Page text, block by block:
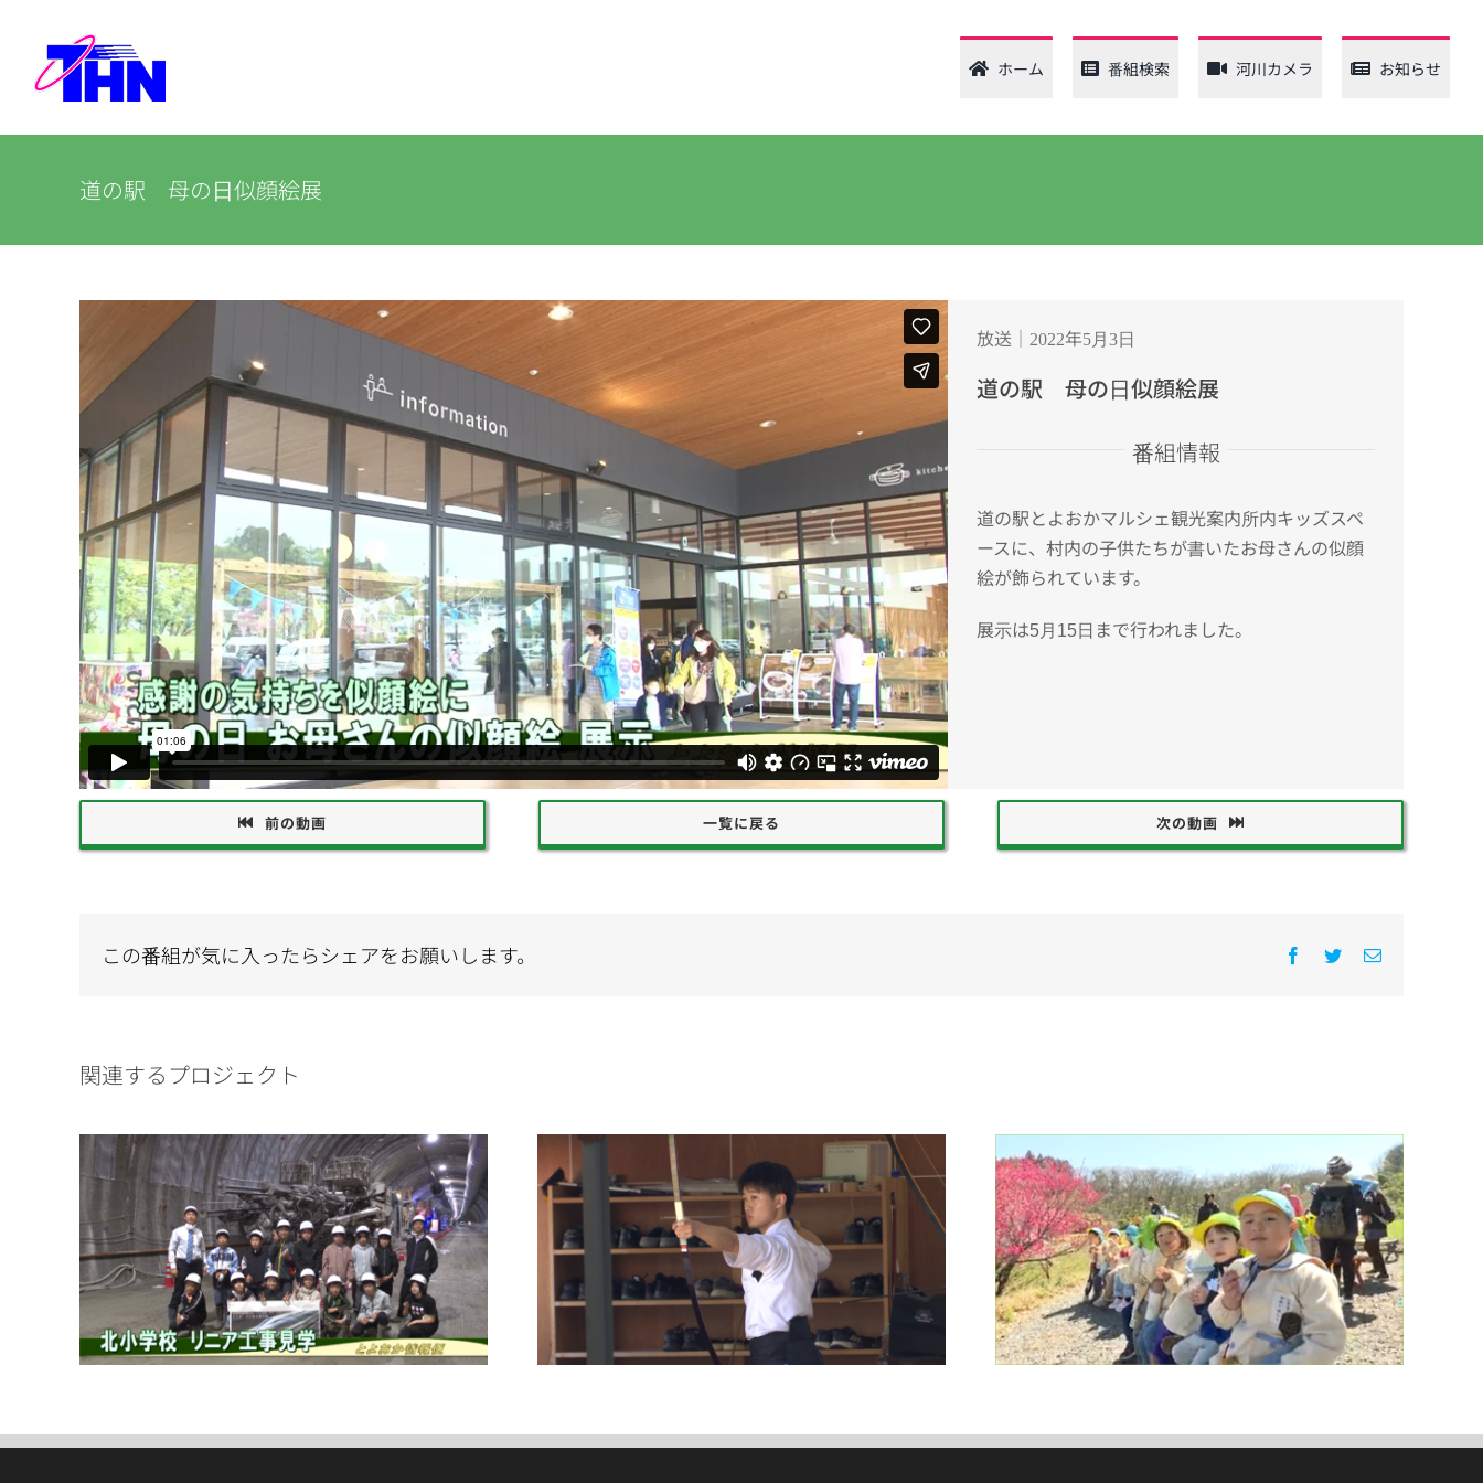
content
ホーム 番組検索 河川カメラ お知らせ
道の駅 母の日似顔絵展
放送｜2022年5月3日
道の駅 母の日似顔絵展
番組情報
道の駅とよおかマルシェ観光案内所内キッズスペ
ースに、村内の子供たちが書いたお母さんの似顔
絵が飾られています。
展示は5月15日まで行われました。
前の動画 一覧に戻る 次の動画
この番組が気に入ったらシェアをお願いします。 Facebook
Twitter電
関連するプロジェクト